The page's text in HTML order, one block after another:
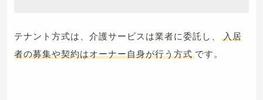
テナント方式は、介護サービスは業者に委託し、
入居
者の募集や契約はオーナー自身が行う方式 です。